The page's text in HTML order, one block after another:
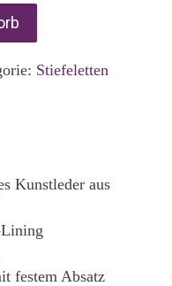
Stiefeletten
Kunstleder aus
festem Absatz